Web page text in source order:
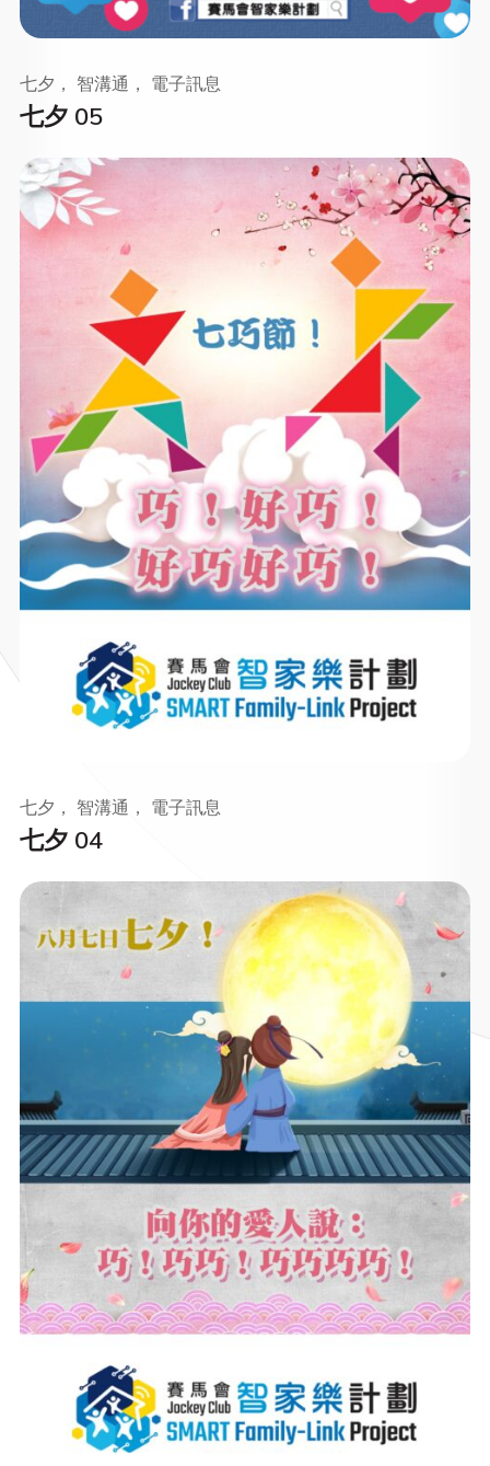
七夕 05
七夕， 智溝通， 電子訊息
七夕 04
七夕， 智溝通， 電子訊息